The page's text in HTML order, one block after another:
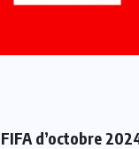
d’octobre